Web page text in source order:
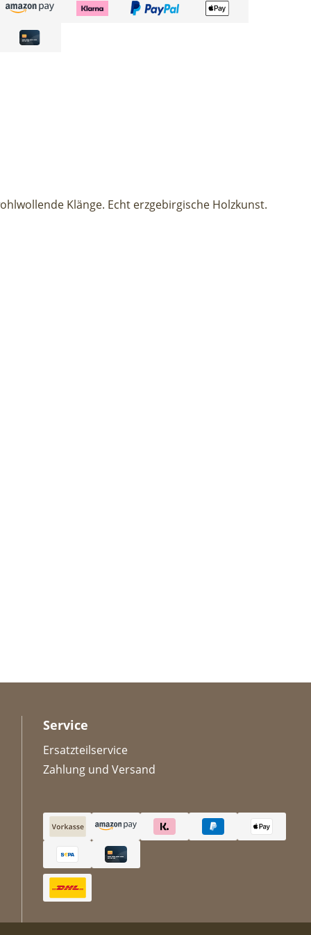
Klänge. Echt erzgebirgische Holzkunst.
Service
Ersatzteilservice
Zahlung und Versand